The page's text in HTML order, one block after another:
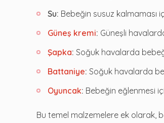
Su: Bebeğin susuz kalmaması
Güneş kremi: Güneşli
Şapka: Soğuk havalarda
Battaniye: Soğuk havalarda
Oyuncak: Bebeğin eğlenmesi
Bu temel malzemelere ek olarak,